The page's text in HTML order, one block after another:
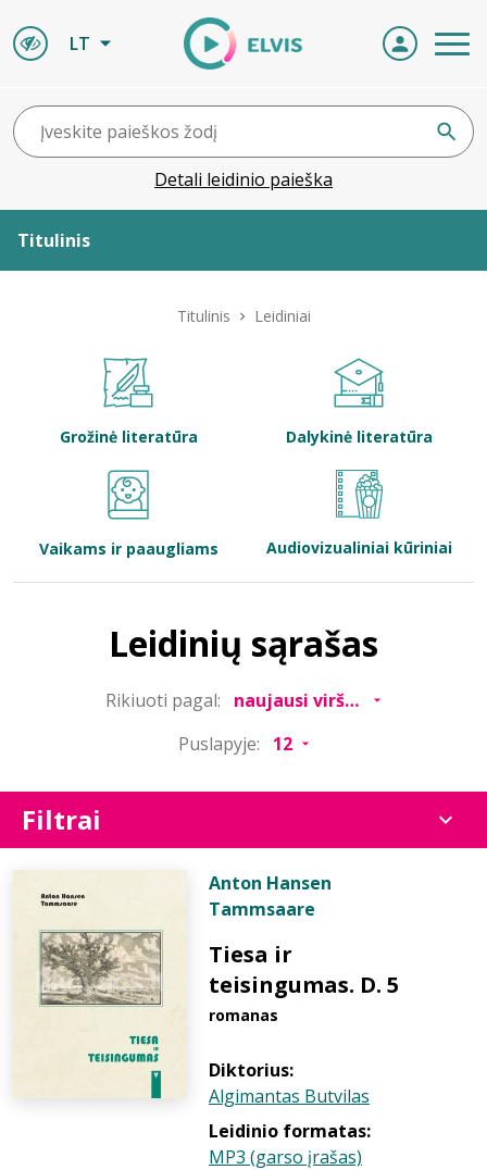
LT
Detali leidinio paieška
Titulinis
Bibliotekoms
Titulinis Leidiniai
Grožinė literatūra Dalykinė literatūra
Vaikams ir paaugliams Audiovizualiniai kūriniai
Leidinių sąrašas
Rikiuoti pagal:
Puslapyje:
Filtrai
Anton Hansen
Tammsaare
Tiesa ir
teisingumas. D. 5
romanas
Diktorius:
Algimantas Butvilas
Leidinio formatas:
MP3 (garso įrašas)